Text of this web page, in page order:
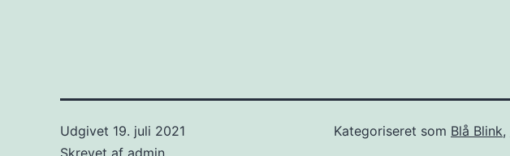
Udgivet 19. juli 2021
Kategoriseret som Blå Blink,